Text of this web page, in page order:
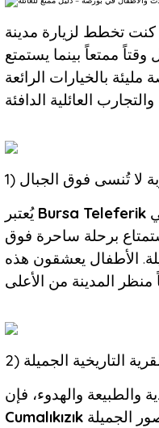
ممتعاً بينما يستمتع
بالخيارات الرائعة
لا تُنسى فوق الجبال
يُعتبر Bursa Teleferik
برحلة ساحرة فوق
الأطفال يعشقون هذه
التاريخية الجميلة
والطبيعة والهدوء، فإن
Cumalıkızık